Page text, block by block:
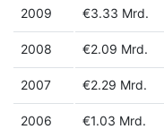
2009 €3.33 Mrd.
2008 €2.09 Mrd.
2007 €2.29 Mrd.
2006 €1.03 Mrd.